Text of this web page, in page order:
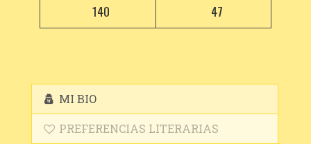
140 47
MI BIO
PREFERENCIAS LITERARIAS